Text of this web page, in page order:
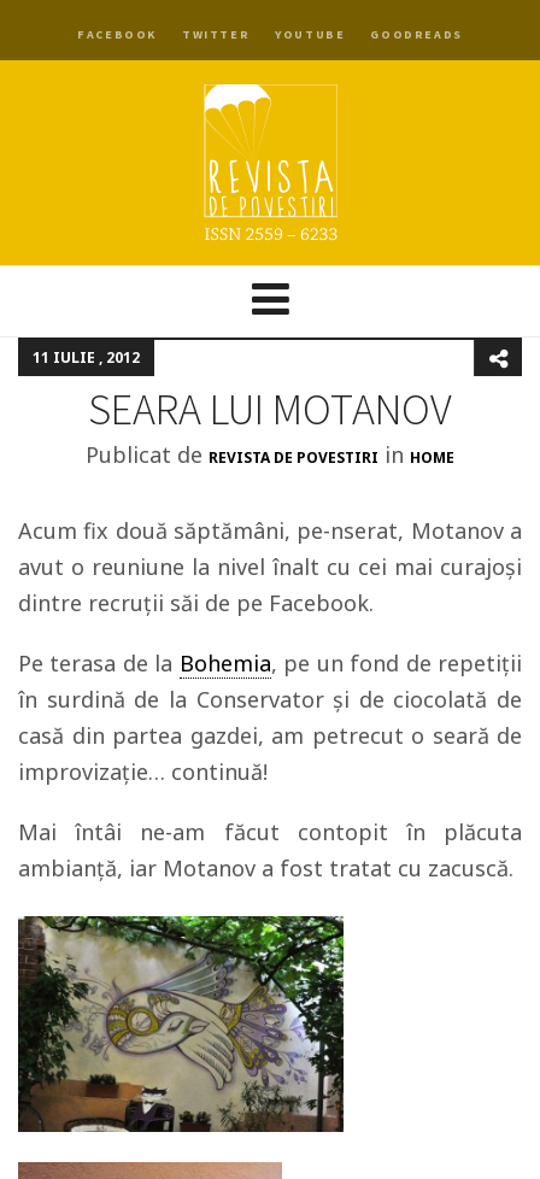
FACEBOOK TWITTER YOUTUBE GOODREADS
11 IULIE , 2012
SEARA LUI MOTANOV
Publicat de REVISTA DE POVESTIRI in HOME
Acum fix două săptămâni, pe-nserat, Motanov a
avut o reuniune la nivel înalt cu cei mai curajoși
dintre recruții săi de pe Facebook.
Pe terasa de la Bohemia, pe un fond de repetiții
în surdină de la Conservator și de ciocolată de
casă din partea gazdei, am petrecut o seară de
improvizație… continuă!
Mai întâi ne-am făcut contopit în plăcuta
ambianță, iar Motanov a fost tratat cu zacuscă.